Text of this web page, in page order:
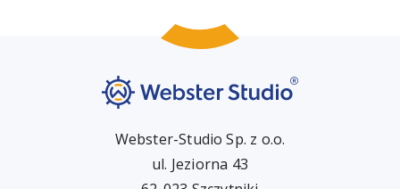
Webster-Studio Sp. z o.o.
ul. Jeziorna 43